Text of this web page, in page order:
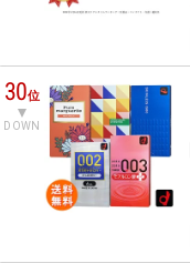
30位
DOWN